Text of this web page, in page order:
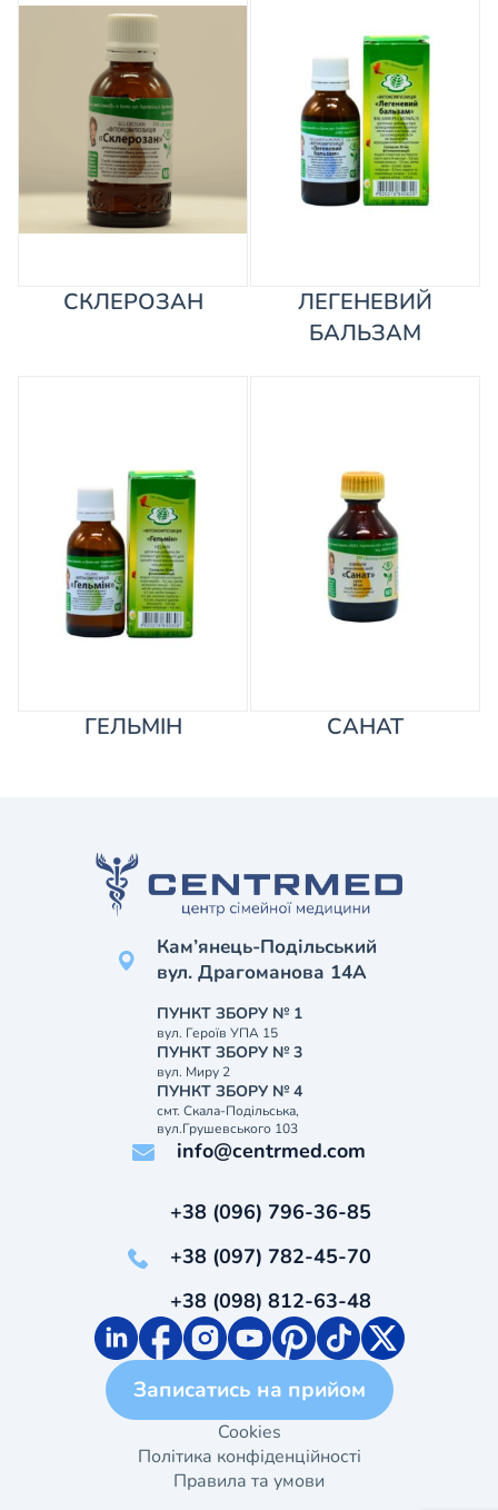
СКЛЕРОЗАН
ЛЕГЕНЕВИЙ
БАЛЬЗАМ
ГЕЛЬМІН САНАТ
Кам’янець-Подільський
вул. Драгоманова 14А
ПУНКТ ЗБОРУ № 1
вул. Героїв УПА 15
ПУНКТ ЗБОРУ № 3
вул. Миру 2
ПУНКТ ЗБОРУ № 4
смт. Скала-Подільська,
вул.Грушевського 103
info@centrmed.com
+38 (096) 796-36-85
+38 (097) 782-45-70
+38 (098) 812-63-48
Записатись на прийом
Cookies
Політика конфіденційності
Правила та умови